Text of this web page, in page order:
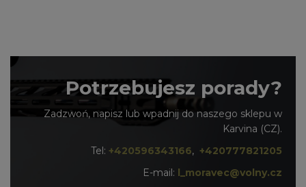
Potrzebujesz porady?
Zadzwoń, napisz lub wpadnij do naszego sklepu w
Karvina (CZ).
Tel: +420596343166, +420777821205
E-mail: l_moravec@volny.cz